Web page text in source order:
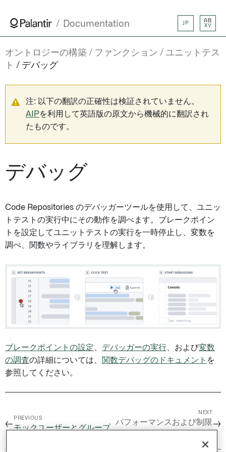
Documentation JP
AB
XY
オントロジーの構築 ファンクション
ユニットテス
ト
デバッグ
注: 以下の翻訳の正確性は検証されていません。
AIPを利用して英語版の原文から機械的に翻訳され
たものです。
デバッグ
Code Repositories のデバッガーツールを使用して、ユニッ
トテストの実行中にその動作を調べます。ブレークポイン
トを設定してユニットテストの実行を一時停止し、変数を
調べ、関数やライブラリを理解します。
ブレークポイントの設定 デバッガーの実行 、および変数
の調査の詳細については、 関数デバッグのドキュメント を
参照してください。
←
PREVIOUS
モックユーザーとグループ
NEXT
パフォーマンスおよび制限→